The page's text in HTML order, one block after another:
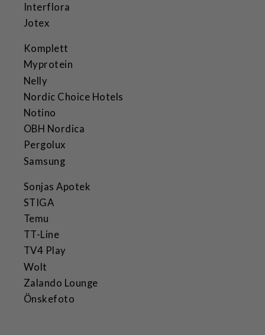
Interflora
Jotex
Komplett
Myprotein
Nelly
Nordic Choice Hotels
Notino
OBH Nordica
Pergolux
Samsung
Sonjas Apotek
STIGA
Temu
TT-Line
TV4 Play
Wolt
Zalando Lounge
Önskefoto